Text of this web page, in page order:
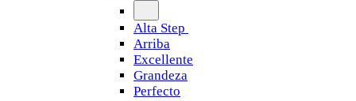
Alta Step
Arriba
Excellente
Grandeza
Perfecto